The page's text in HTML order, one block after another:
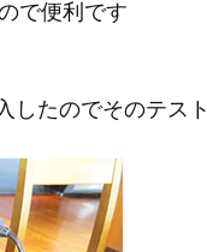
で便利です
したのでそのテスト